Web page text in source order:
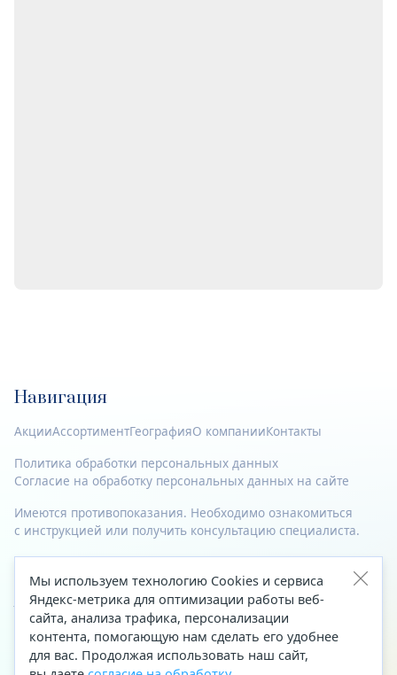
Навигация
АкцииАссортиментГеографияО компанииКонтакты
Политика обработки персональных данных
Согласие на обработку персональных данных на сайте
Имеются противопоказания. Необходимо ознакомиться
с инструкцией или получить консультацию специалиста.
© 2023—2026 Все права защищены.
Адрес
Архангельск, ул. Папанина, д. 19 (вход в здание со стороны
автоцентра «Тойота»)
Мы используем технологию Cookies и сервиса
Яндекс-метрика для оптимизации работы веб-
сайта, анализа трафика, персонализации
контента, помогающую нам сделать его удобнее
для вас. Продолжая использовать наш сайт,